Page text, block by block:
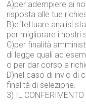
A)per adempiere ai
risposta alle tue
B)effettuare analisi
per migliorare i nostri
C)per finalità
di legge quali ad
o per dar corso a
D)nel caso di invio di
finalità di selezione.
3) IL